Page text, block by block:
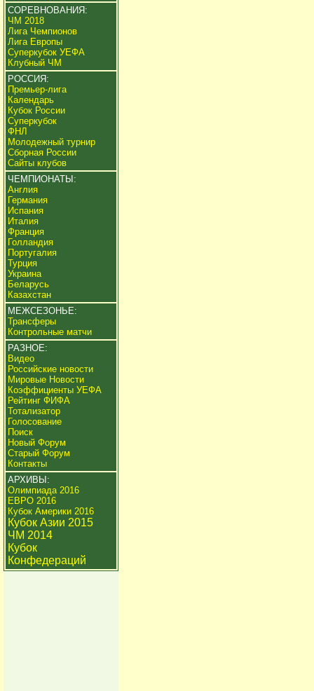
СОРЕВНОВАНИЯ:
ЧМ 2018
Лига Чемпионов
Лига Европы
Суперкубок УЕФА
Клубный ЧМ
РОССИЯ:
Премьер-лига
Календарь
Кубок России
Суперкубок
ФНЛ
Молодежный турнир
Сборная России
Сайты клубов
ЧЕМПИОНАТЫ:
Англия
Германия
Испания
Италия
Франция
Голландия
Португалия
Турция
Украина
Беларусь
Казахстан
МЕЖСЕЗОНЬЕ:
Трансферы
Контрольные матчи
РАЗНОЕ:
Видео
Российские новости
Мировые Новости
Коэффициенты УЕФА
Рейтинг ФИФА
Тотализатор
Голосование
Поиск
Новый Форум
Старый Форум
Контакты
АРХИВЫ:
Олимпиада 2016
ЕВРО 2016
Кубок Америки 2016
Кубок Азии 2015
ЧМ 2014
Кубок
Конфедераций